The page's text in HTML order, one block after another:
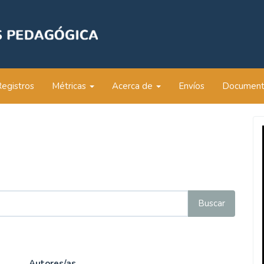
Métricas Acerca de Envíos